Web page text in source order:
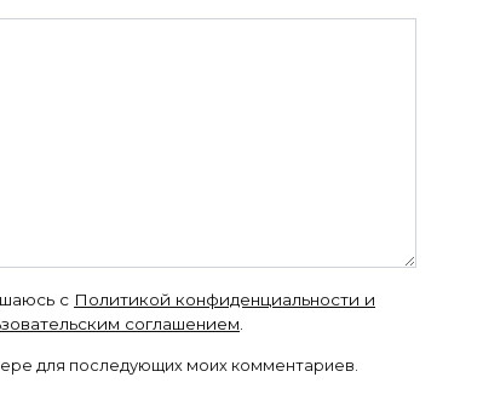
с Политикой конфиденциальности и
соглашением
для последующих моих комментариев.